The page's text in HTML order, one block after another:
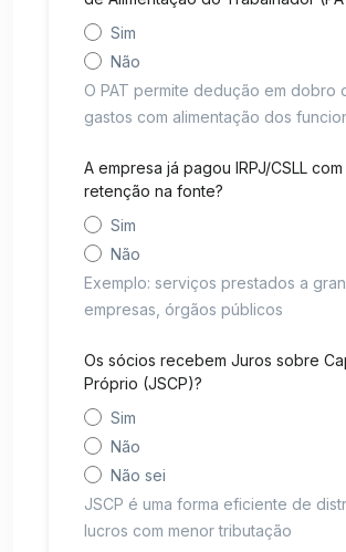
Sim
Não
O PAT permite dedução em dobro
gastos com alimentação dos
A empresa já pagou IRPJ/CSLL com
retenção na fonte?
Sim
Não
Exemplo: serviços prestados a
empresas, órgãos públicos
Os sócios recebem Juros sobre
Próprio (JSCP)?
Sim
Não
Não sei
JSCP é uma forma eficiente de
lucros com menor tributação